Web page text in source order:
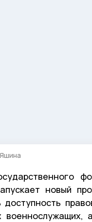
новый
доступность
военнослужащих,